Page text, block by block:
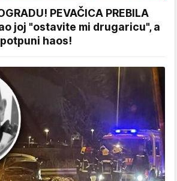
PEVAČICA PREBILA
joj "ostavite mi drugaricu", a
haos!